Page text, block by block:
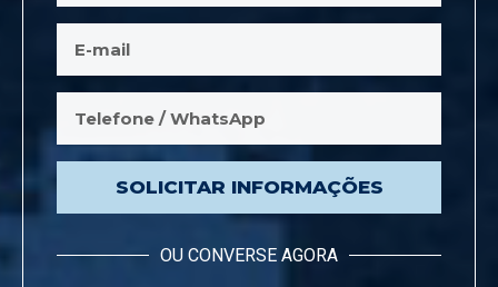
SOLICITAR INFORMAÇÕES
OU CONVERSE AGORA